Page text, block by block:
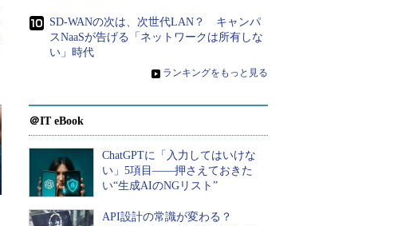
SD-WANの次は、次世代LAN？ キャンパ
スNaaSが告げる「ネットワークは所有しな
い」時代
» ランキングをもっと見る
＠IT eBook
ChatGPTに「入力してはいけな
い」5項目――押さえておきた
い“生成AIのNGリスト”
API設計の常識が変わる？